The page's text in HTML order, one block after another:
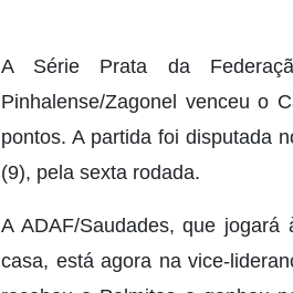
A Série Prata da
Pinhalense/Zagonel venceu o
pontos. A partida foi disputada
(9), pela sexta rodada.
A ADAF/Saudades, que
casa, está agora na vice-